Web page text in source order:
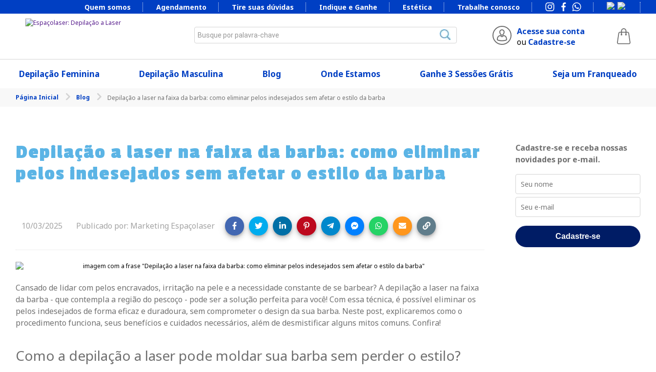
Quem somos Agendamento Tire suas dúvidas Indique e Ganhe Estética Trabalhe conosco
Busque por palavra-chave
Acesse sua conta
ou Cadastre-se
Depilação Feminina Depilação Masculina Blog Onde Estamos Ganhe 3 Sessões Grátis Seja um Franqueado
Página Inicial Blog Depilação a laser na faixa da barba: como eliminar pelos indesejados sem afetar o estilo da barba
Depilação a laser na faixa da barba: como eliminar
pelos indesejados sem afetar o estilo da barba
10/03/2025 Publicado por: Marketing Espaçolaser
Cansado de lidar com pelos encravados, irritação na pele e a necessidade constante de se barbear? A depilação a laser na faixa
da barba - que contempla a região do pescoço - pode ser a solução perfeita para você! Com essa técnica, é possível eliminar os
pelos indesejados de forma eficaz e duradoura, sem comprometer o design da sua barba. Neste post, explicaremos como o
procedimento funciona, seus benefícios e cuidados necessários, além de desmistificar alguns mitos comuns. Confira!
Como a depilação a laser pode moldar sua barba sem perder o estilo?
Cadastre-se e receba nossas
novidades por e-mail.
Cadastre-se